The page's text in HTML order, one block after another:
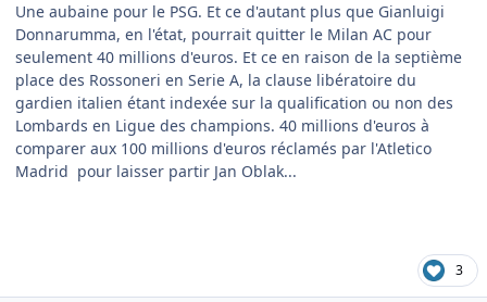
Une aubaine pour le PSG. Et ce d'autant plus que Gianluigi
Donnarumma, en l'état, pourrait quitter le Milan AC pour
seulement 40 millions d'euros. Et ce en raison de la septième
place des Rossoneri en Serie A, la clause libératoire du
gardien italien étant indexée sur la qualification ou non des
Lombards en Ligue des champions. 40 millions d'euros à
comparer aux 100 millions d'euros réclamés par l'Atletico
Madrid pour laisser partir Jan Oblak...
3